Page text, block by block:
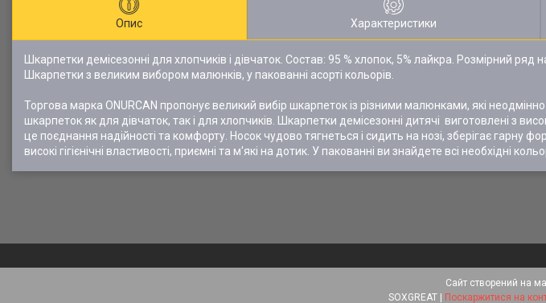
Опис Характеристики
Шкарпетки демісезонні для хлопчиків і дівчаток. Состав: 95 % хлопок, 5% лайкра. Розмірний
Шкарпетки з великим вибором малюнків, у пакованні асорті кольорів.
Торгова марка ONURCAN пропонує великий вибір шкарпеток із різними малюнками, які
шкарпеток як для дівчаток, так і для хлопчиків. Шкарпетки демісезонні дитячі виготовлені з
це поєднання надійності та комфорту. Носок чудово тягнеться і сидить на нозі, зберігає гарну
високі гігієнічні властивості, приємні та м'які на дотик. У пакованні ви знайдете всі необхідні
Сайт створений на
Поскаржитися на